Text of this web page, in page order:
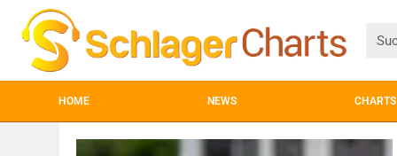
HOME NEWS CHARTS